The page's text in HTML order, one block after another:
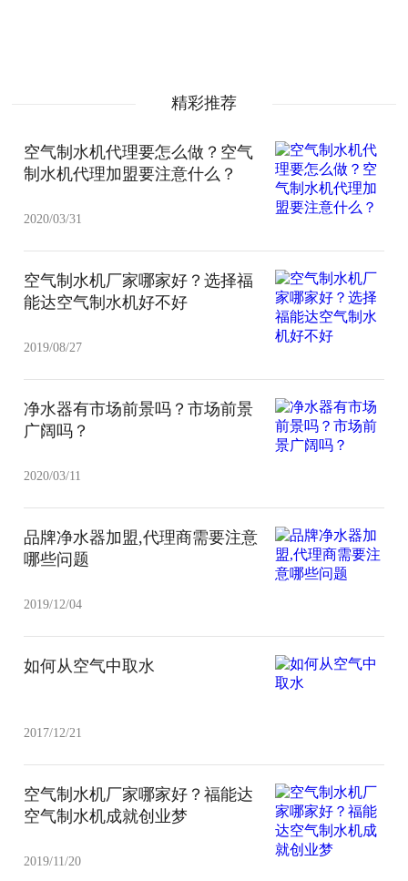
精彩推荐
空气制水机代理要怎么做？空气
制水机代理加盟要注意什么？
2020/03/31
空气制水机厂家哪家好？选择福
能达空气制水机好不好
2019/08/27
净水器有市场前景吗？市场前景
广阔吗？
2020/03/11
品牌净水器加盟,代理商需要注意
哪些问题
2019/12/04
如何从空气中取水
2017/12/21
空气制水机厂家哪家好？福能达
空气制水机成就创业梦
2019/11/20